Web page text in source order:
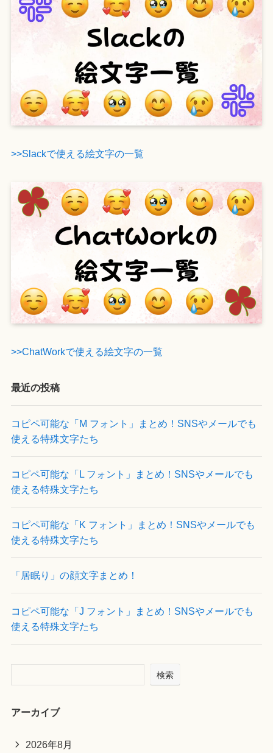
>>Slackで使える絵文字の一覧
>>ChatWorkで使える絵文字の一覧
最近の投稿
コピペ可能な「M フォント」まとめ！SNSやメールでも
使える特殊文字たち
コピペ可能な「L フォント」まとめ！SNSやメールでも
使える特殊文字たち
コピペ可能な「K フォント」まとめ！SNSやメールでも
使える特殊文字たち
「居眠り」の顔文字まとめ！
コピペ可能な「J フォント」まとめ！SNSやメールでも
使える特殊文字たち
検索
アーカイブ
2026年8月